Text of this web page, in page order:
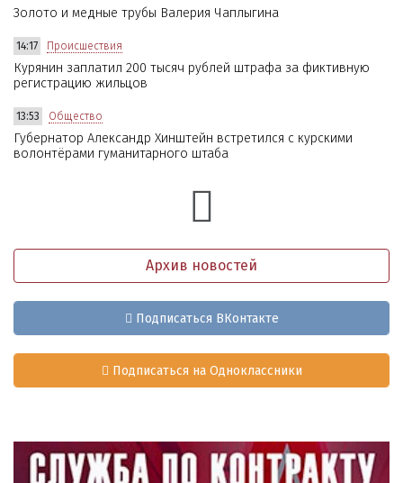
Золото и медные трубы Валерия Чаплыгина
14:17 Происшествия
Курянин заплатил 200 тысяч рублей штрафа за фиктивную
регистрацию жильцов
13:53 Общество
Губернатор Александр Хинштейн встретился с курскими
волонтёрами гуманитарного штаба
Архив новостей
Подписаться ВКонтакте
Подписаться на Одноклассники